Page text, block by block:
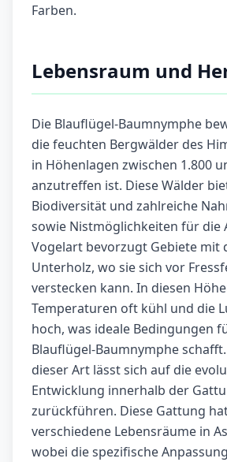
Farben.
Lebensraum und
Die Blauflügel-Baumnymphe
die feuchten Bergwälder des
in Höhenlagen zwischen 1.800
anzutreffen ist. Diese Wälder
Biodiversität und zahlreiche
sowie Nistmöglichkeiten für die
Vogelart bevorzugt Gebiete mit
Unterholz, wo sie sich vor
verstecken kann. In diesen
Temperaturen oft kühl und die
hoch, was ideale Bedingungen
Blauflügel-Baumnymphe
dieser Art lässt sich auf die
Entwicklung innerhalb der
zurückführen. Diese Gattung
verschiedene Lebensräume in
wobei die spezifische